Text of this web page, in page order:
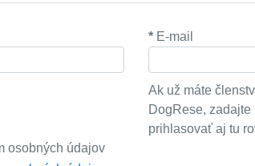
* E-mail
Ak už máte
DogRese,
prihlasovať aj tu
osobných údajov